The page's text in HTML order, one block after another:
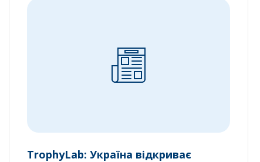
TrophyLab: Україна відкриває